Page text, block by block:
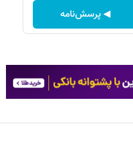
◀ پرسش‌نامه